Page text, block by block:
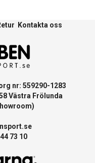
Kontakta oss
nr: 559290-1283
Västra Frölunda
73 10